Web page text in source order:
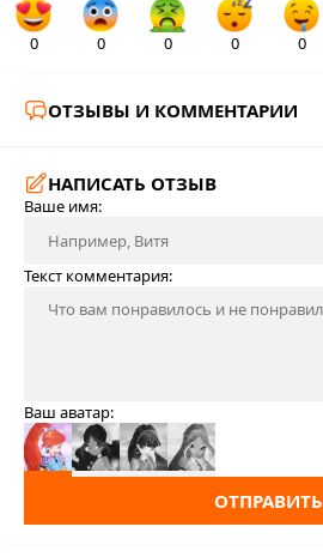
0 0 0 0 0
ОТЗЫВЫ И КОММЕНТАРИИ
НАПИСАТЬ ОТЗЫВ
Ваше имя:
Текст комментария:
Ваш аватар:
ОТПРАВИТЬ